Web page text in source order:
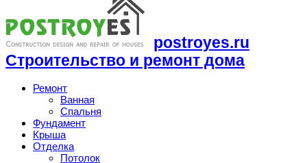
postroyes.ru
Строительство и ремонт дома
Ремонт
Ванная
Спальня
Фундамент
Крыша
Отделка
Потолок